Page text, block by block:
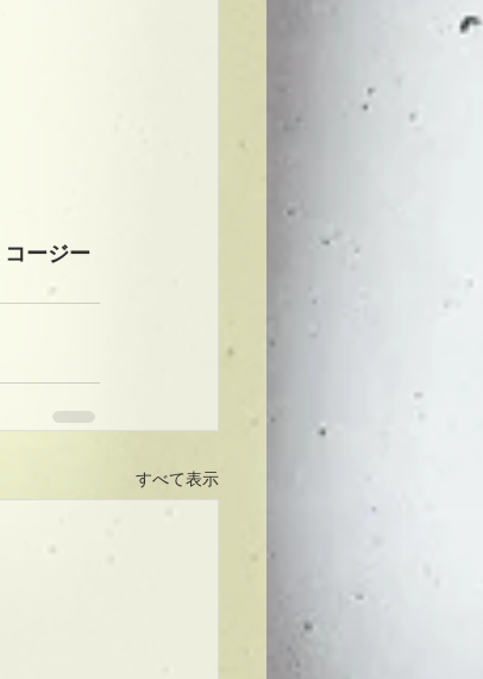
コージー
すべて表示